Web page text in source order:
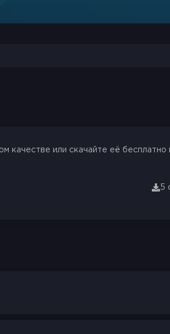
качестве или скачайте её бесплатно
5